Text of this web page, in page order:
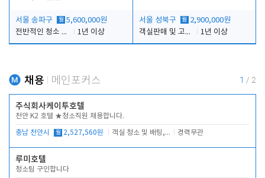
서울 송파구 월 5,600,000원
전반적인 청소 업무(객실청소.객실정리)
1년 이상
서울 성북구 월 2,900,000원
객실판매 및 고객응대
1년 이상
채용 메인포커스 1 / 2
주식회사케이투호텔
천안 K2 호텔 ★청소직원 채용합니다.
충남 천안시 월 2,527,560원 객실 청소 및 배팅, 주변 시설 청소 경력무관
루미호텔
청소팀 구인합니다